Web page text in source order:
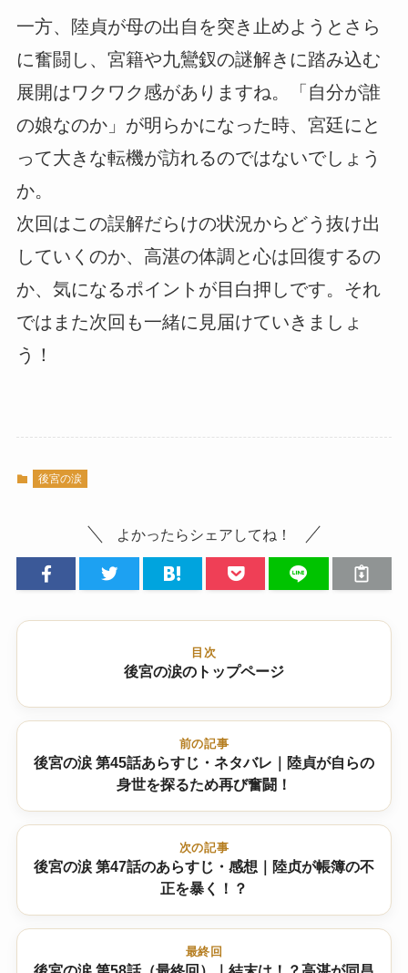
一方、陸貞が母の出自を突き止めようとさら
に奮闘し、宮籍や九鸞釵の謎解きに踏み込む
展開はワクワク感がありますね。「自分が誰
の娘なのか」が明らかになった時、宮廷にと
って大きな転機が訪れるのではないでしょう
か。
次回はこの誤解だらけの状況からどう抜け出
していくのか、高湛の体調と心は回復するの
か、気になるポイントが目白押しです。それ
ではまた次回も一緒に見届けていきましょ
う！
後宮の涙
よかったらシェアしてね！
目次
後宮の涙のトップページ
前の記事
後宮の涙 第45話あらすじ・ネタバレ｜陸貞が自らの
身世を探るため再び奮闘！
次の記事
後宮の涙 第47話のあらすじ・感想｜陸贞が帳簿の不
正を暴く！？
最終回